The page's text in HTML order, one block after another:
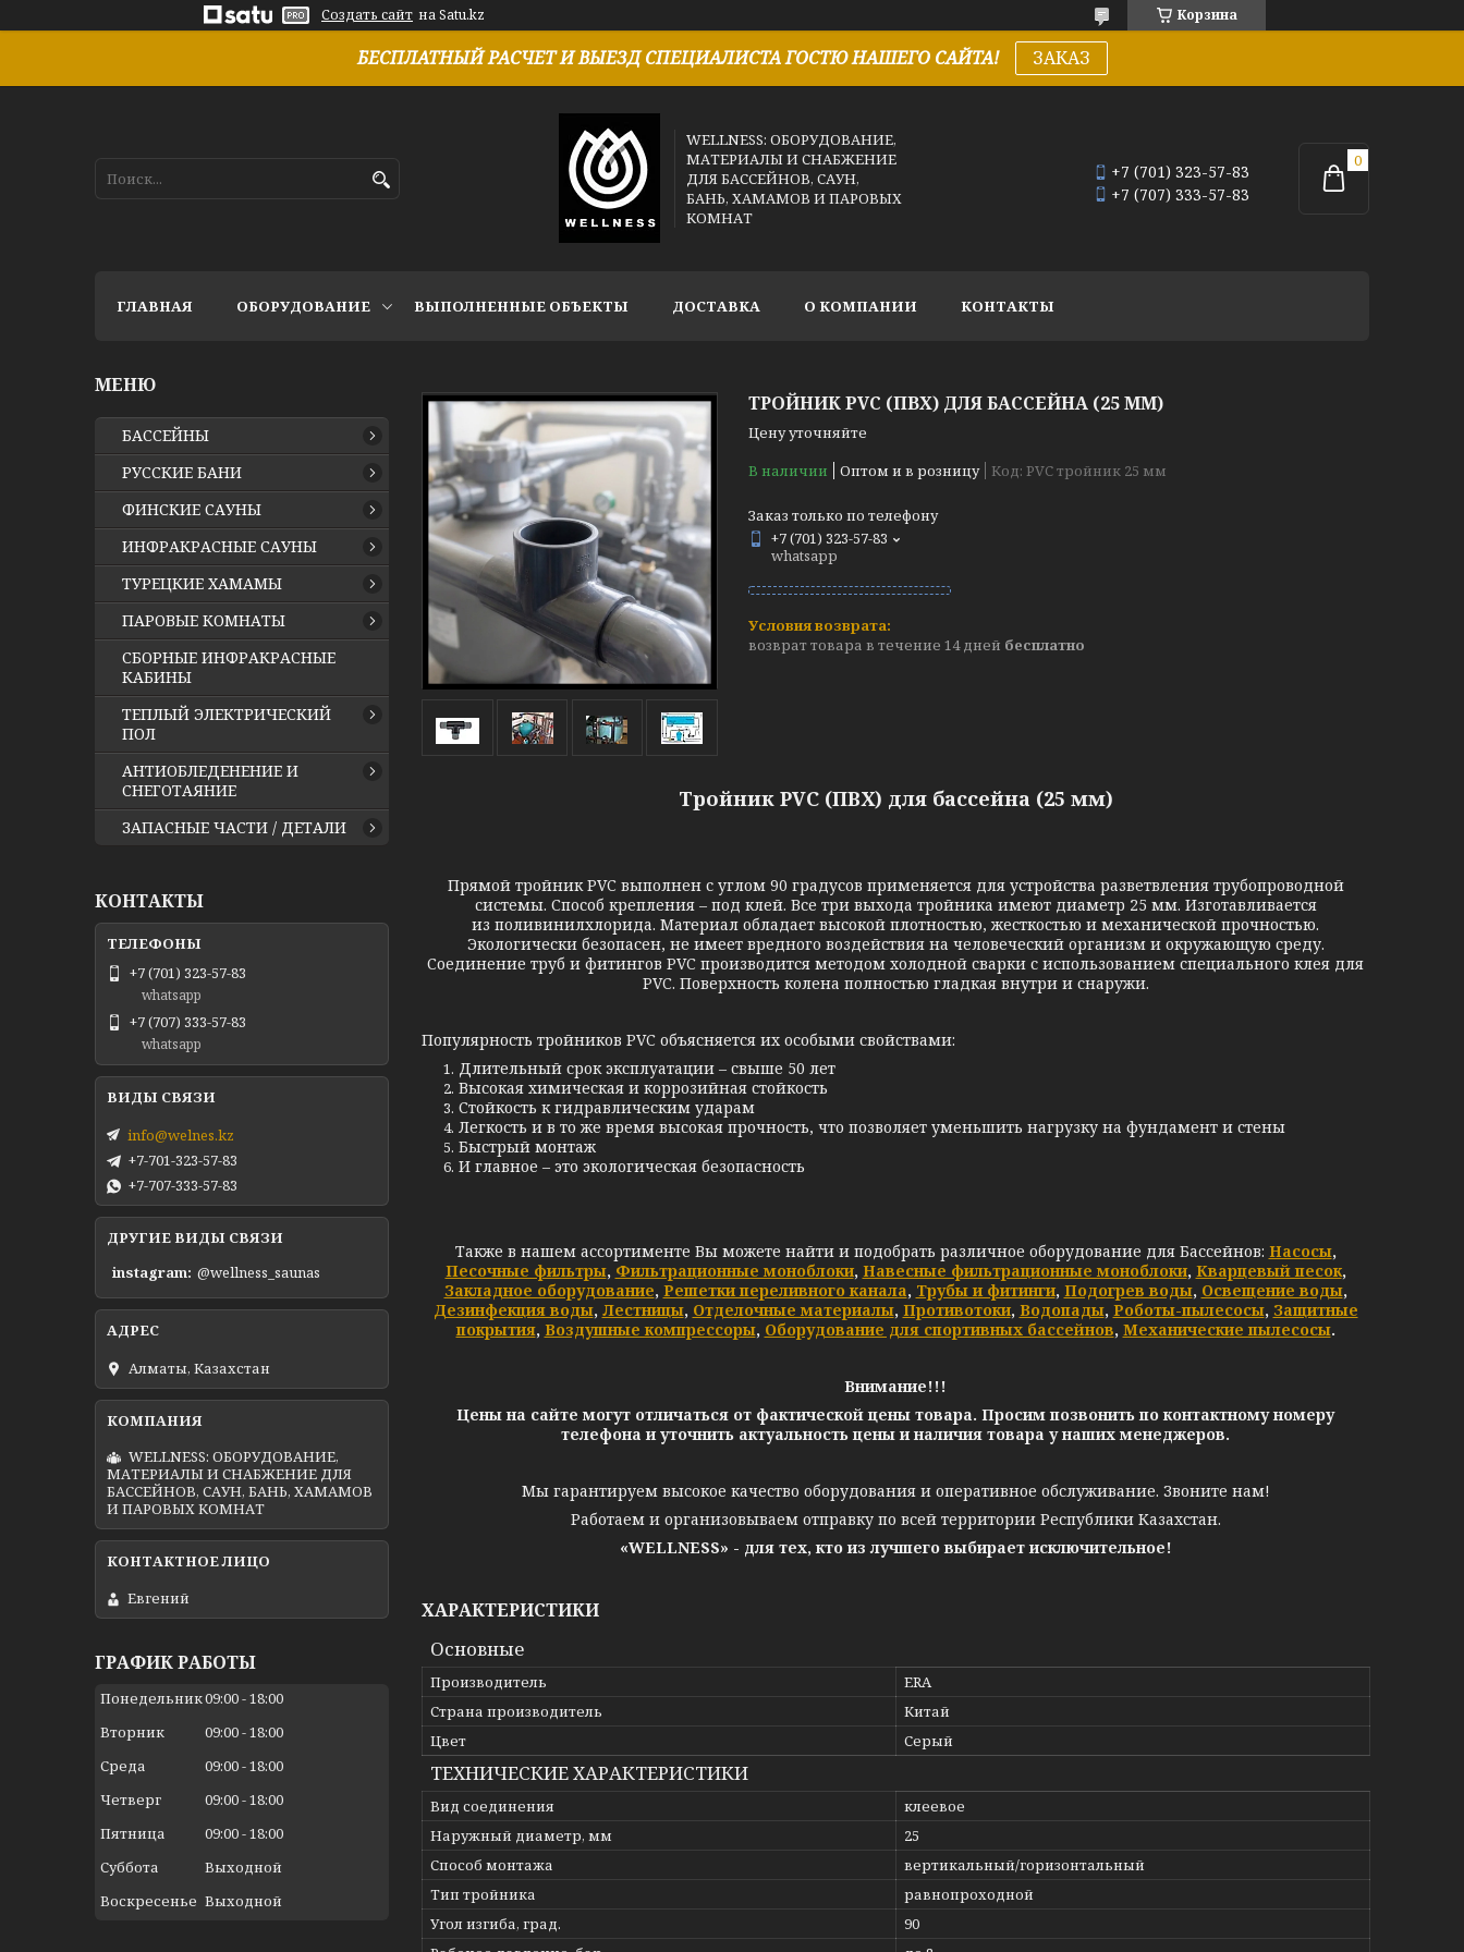
Создать сайт на Satu.kz Корзина
БЕСПЛАТНЫЙ РАСЧЕТ И ВЫЕЗД СПЕЦИАЛИСТА ГОСТЮ НАШЕГО САЙТА! ЗАКАЗ
WELLNESS: ОБОРУДОВАНИЕ,
МАТЕРИАЛЫ И СНАБЖЕНИЕ
ДЛЯ БАССЕЙНОВ, САУН,
БАНЬ, ХАМАМОВ И ПАРОВЫХ
КОМНАТ
+7 (701) 323-57-83
+7 (707) 333-57-83
ГЛАВНАЯ ОБОРУДОВАНИЕ ВЫПОЛНЕННЫЕ ОБЪЕКТЫ ДОСТАВКА О КОМПАНИИ КОНТАКТЫ
ТРОЙНИК PVC (ПВХ) ДЛЯ БАССЕЙНА (25 ММ)
Цену уточняйте
В наличии
Оптом и в розницу Код: PVC тройник 25 мм
Заказ только по телефону
+7 (701) 323-57-83
whatsapp
возврат товара в течение 14 дней бесплатно
Тройник PVC (ПВХ) для бассейна (25 мм)
Прямой тройник PVC выполнен с углом 90 градусов применяется для устройства разветвления трубопроводной
системы. Способ крепления – под клей. Все три выхода тройника имеют диаметр 25 мм. Изготавливается
из поливинилхлорида. Материал обладает высокой плотностью, жесткостью и механической прочностью.
Экологически безопасен, не имеет вредного воздействия на человеческий организм и окружающую среду.
Соединение труб и фитингов PVC производится методом холодной сварки с использованием специального клея для
PVC. Поверхность колена полностью гладкая внутри и снаружи.
Популярность тройников PVC объясняется их особыми свойствами:
Длительный срок эксплуатации – свыше 50 лет
Высокая химическая и коррозийная стойкость
Стойкость к гидравлическим ударам
Легкость и в то же время высокая прочность, что позволяет уменьшить нагрузку на фундамент и стены
Быстрый монтаж
И главное – это экологическая безопасность
Также в нашем ассортименте Вы можете найти и подобрать различное оборудование для Бассейнов: Насосы,
Песочные фильтры, Фильтрационные моноблоки, Навесные фильтрационные моноблоки, Кварцевый песок,
Закладное оборудование, Решетки переливного канала, Трубы и фитинги, Подогрев воды, Освещение воды,
Дезинфекция воды, Лестницы, Отделочные материалы, Противотоки, Водопады, Роботы-пылесосы, Защитные
покрытия, Воздушные компрессоры, Оборудование для спортивных бассейнов, Механические пылесосы.
Внимание!!!
Цены на сайте могут отличаться от фактической цены товара. Просим позвонить по контактному номеру
телефона и уточнить актуальность цены и наличия товара у наших менеджеров.
Мы гарантируем высокое качество оборудования и оперативное обслуживание. Звоните нам!
Работаем и организовываем отправку по всей территории Республики Казахстан.
«WELLNESS» - для тех, кто из лучшего выбирает исключительное!
ХАРАКТЕРИСТИКИ
Основные
Производитель
ERA
Страна производитель
Китай
Цвет
Серый
ТЕХНИЧЕСКИЕ ХАРАКТЕРИСТИКИ
Вид соединения
клеевое
Наружный диаметр, мм
25
Способ монтажа
вертикальный/горизонтальный
Тип тройника
равнопроходной
Угол изгиба, град.
90
БАССЕЙНЫ
РУССКИЕ БАНИ
ФИНСКИЕ САУНЫ
ИНФРАКРАСНЫЕ САУНЫ
ТУРЕЦКИЕ ХАМАМЫ
ПАРОВЫЕ КОМНАТЫ
СБОРНЫЕ ИНФРАКРАСНЫЕ
КАБИНЫ
ТЕПЛЫЙ ЭЛЕКТРИЧЕСКИЙ
ПОЛ
АНТИОБЛЕДЕНЕНИЕ И
СНЕГОТАЯНИЕ
ЗАПАСНЫЕ ЧАСТИ / ДЕТАЛИ
КОНТАКТЫ
+7 (701) 323-57-83
whatsapp
+7 (707) 333-57-83
whatsapp
info@welnes.kz
+7-701-323-57-83
+7-707-333-57-83
ДРУГИЕ ВИДЫ СВЯЗИ
instagram @wellness_saunas
Алматы, Казахстан
WELLNESS: ОБОРУДОВАНИЕ,
МАТЕРИАЛЫ И СНАБЖЕНИЕ ДЛЯ
БАССЕЙНОВ, САУН, БАНЬ, ХАМАМОВ
И ПАРОВЫХ КОМНАТ
Евгений
ГРАФИК РАБОТЫ
Понедельник09:00 18:00
Вторник
09:00 18:00
Среда
09:00 18:00
Четверг
09:00 18:00
Пятница
09:00 18:00
Суббота
Выходной
Воскресенье Выходной